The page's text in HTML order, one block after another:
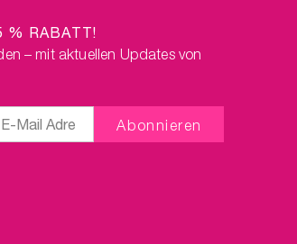
% RABATT!
– mit aktuellen Updates von